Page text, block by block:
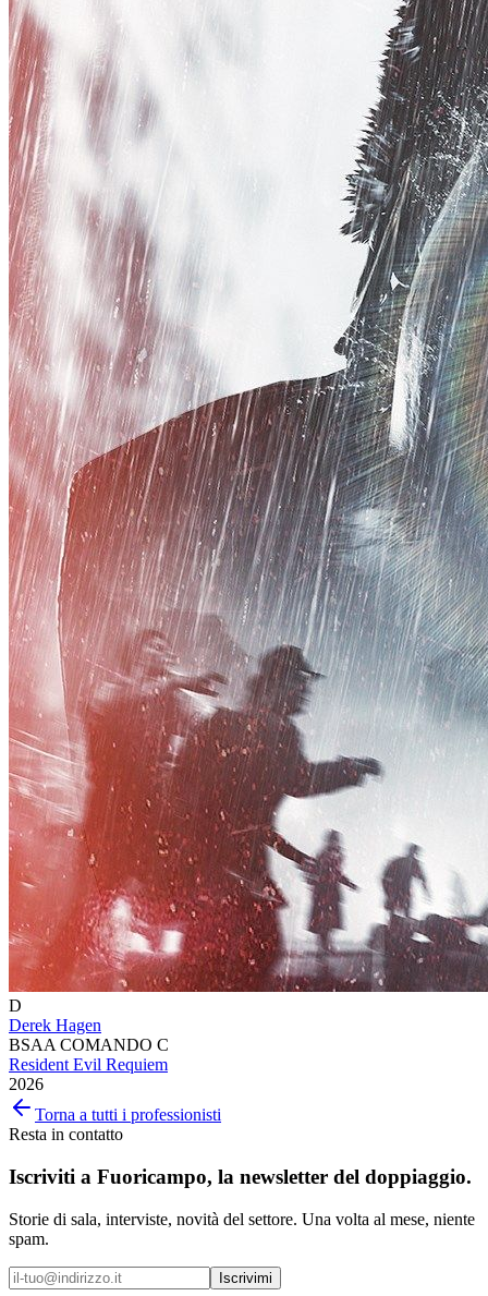
D
Derek Hagen
BSAA COMANDO C
Resident Evil Requiem
2026
Torna a tutti i professionisti
Resta in contatto
Iscriviti a Fuoricampo, la newsletter del doppiaggio.
Storie di sala, interviste, novità del settore. Una volta al mese, niente
spam.
Iscrivimi